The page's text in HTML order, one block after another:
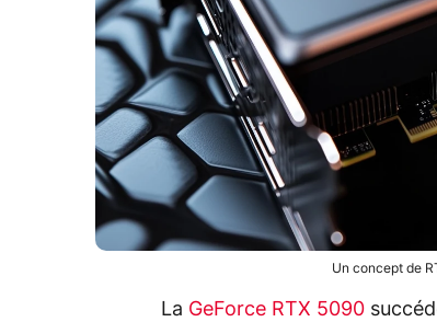
Un concept de
La GeForce RTX 5090